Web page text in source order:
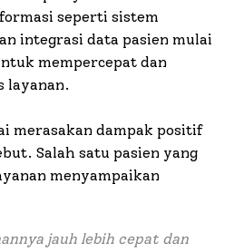
seperti sistem
integrasi data pasien mulai
mempercepat dan
layanan.
merasakan dampak positif
Salah satu pasien yang
menyampaikan
jauh lebih cepat dan